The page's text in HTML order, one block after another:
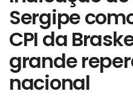
Sergipe
CPI da
grande
nacional